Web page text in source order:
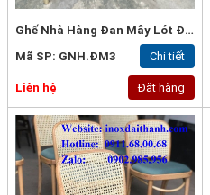
Ghế Nhà Hàng Đan Mây Lót Đệm
Mã SP: GNH.ĐM3
Chi tiết
Liên hệ Đặt hàng